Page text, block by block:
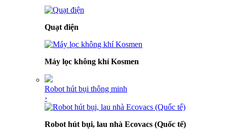
Quạt điện
Máy lọc không khí Kosmen
Robot hút bụi thông minh
›
Robot hút bụi, lau nhà Ecovacs (Quốc tế)